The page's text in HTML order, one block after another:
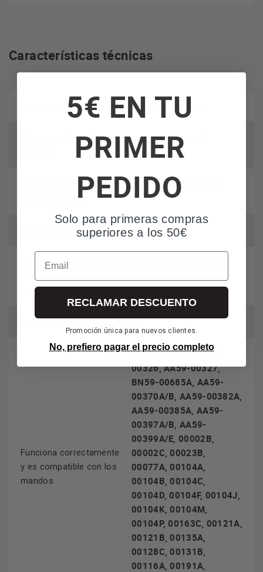
Características técnicas
Mando a distancia compatible con Samsung.
Es una copia con las mismas funciones que el
Fabricado con carcasa ABS resistente a golpes y
posibles caidas
Funciona con 2 pilas AAA (no incluidas)
Directamente preparado para usar con su televisor
Samsung, sin necesidad de instalar o configurar el
mando.
De fácil uso y funcionamiento.
Funciona correctamente
y es compatible con los
mandos
AA59-00316B, AA59-
00326, AA59-00327,
BN59-00685A, AA59-
00370A/B, AA59-00382A,
AA59-00385A, AA59-
00397A/B, AA59-
00399A/E, 00002B,
00002C, 00023B,
00077A, 00104A,
00104B, 00104C,
00104D, 00104F, 00104J,
00104K, 00104M,
00104P, 00163C, 00121A,
00121B, 00135A,
00128C, 00131B,
00116A, 00191A,
5€ EN TU
PRIMER
PEDIDO
Solo para primeras compras
superiores a los 50€
Email
RECLAMAR DESCUENTO
Promoción única para nuevos clientes.
No, prefiero pagar el precio completo